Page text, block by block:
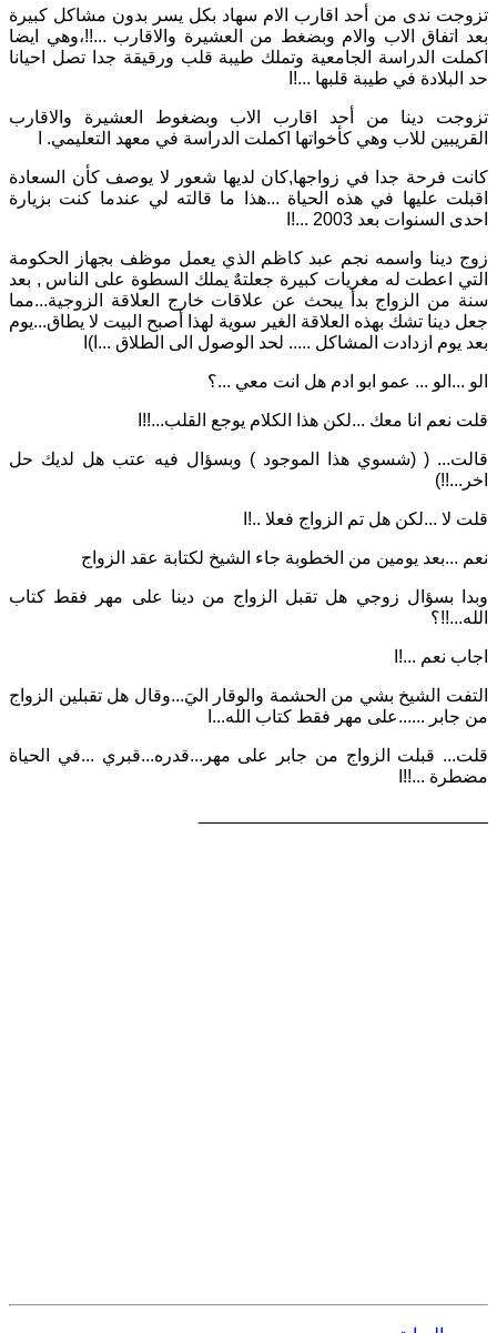
تزوجت ندى من أحد اقارب الام سهاد بكل يسر بدون مشاكل كبيرة
بعد اتفاق الاب والام وبضغط من العشيرة والاقارب ...!!،وهي ايضا
اكملت الدراسة الجامعية وتملك طيبة قلب ورقيقة جدا تصل احيانا
حد البلادة في طيبة قلبها ...!
تزوجت دينا من أحد اقارب الاب وبضغوط العشيرة والاقارب
القريبين للاب وهي كأخواتها اكملت الدراسة في معهد التعليمي.
كانت فرحة جدا في زواجها,كان لديها شعور لا يوصف كأن السعادة
اقبلت عليها في هذه الحياة ...هذا ما قالته لي عندما كنت بزيارة
احدى السنوات بعد 2003
...!
زوج دينا واسمه نجم عبد كاظم الذي يعمل موظف بجهاز الحكومة
التي اعطت له مغريات كبيرة جعلتهٌ يملك السطوة على الناس , بعد
سنة من الزواج بدأ يبحث عن علاقات خارج العلاقة الزوجية...مما
جعل دينا تشك بهذه العلاقة الغير سوية لهذا أصبح البيت لا يطاق...يوم
بعد يوم ازدادت المشاكل ...
.. لحد الوصول الى الطلاق ...
)
الو ... الو ... عمو ابو ادم هل انت معي ...؟
قلت نعم انا معك ...لكن هذا الكلام يوجع القلب...!!
قالت... (
(شسوي هذا الموجود ) وبسؤال فيه عتب هل لديك حل
اخر ...!!)
قلت لا ...لكن هل تم الزواج فعلا ..!
نعم ...بعد يومين من الخطوبة جاء الشيخ لكتابة عقد الزواج
وبدا بسؤال زوجي هل تقبل الزواج من دينا على مهر فقط كتاب
الله...!!؟
اجاب نعم ...!
التفت الشيخ بشي من الحشمة والوقار اليَ...وقال هل تقبلين الزواج
من جابر ......على مهر فقط كتاب الله...
قلت... قبلت الزواج من جابر على مهر .
..قدره...قبري ...في الحياة
مضطرة ...!!